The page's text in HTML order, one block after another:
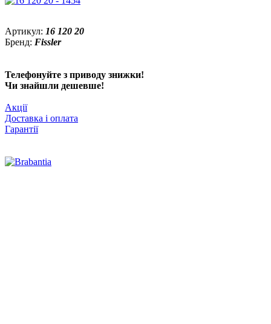
Артикул: 16 120 20
Бренд: Fissler
Телефонуйте з приводу знижки!
Чи знайшли дешевше!
Акції
Доставка і оплата
Гарантії